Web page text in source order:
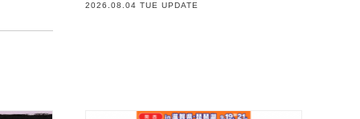
2026.08.04 TUE UPDATE